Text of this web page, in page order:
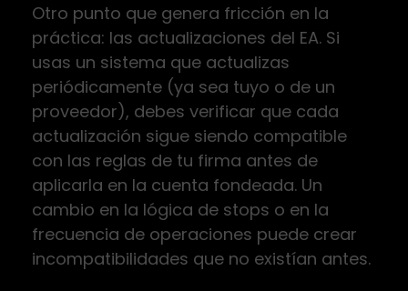
Otro punto que genera fricción en la
práctica: las actualizaciones del EA. Si
usas un sistema que actualizas
periódicamente (ya sea tuyo o de un
proveedor), debes verificar que cada
actualización sigue siendo compatible
con las reglas de tu firma antes de
aplicarla en la cuenta fondeada. Un
cambio en la lógica de stops o en la
frecuencia de operaciones puede crear
incompatibilidades que no existían antes.